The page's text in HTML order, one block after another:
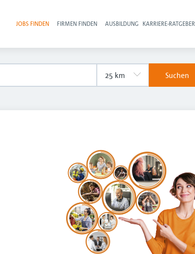
Haupt-Navigation
JOBS FINDEN FIRMEN FINDEN AUSBILDUNG KARRIERE-RATGEBER
Suchen